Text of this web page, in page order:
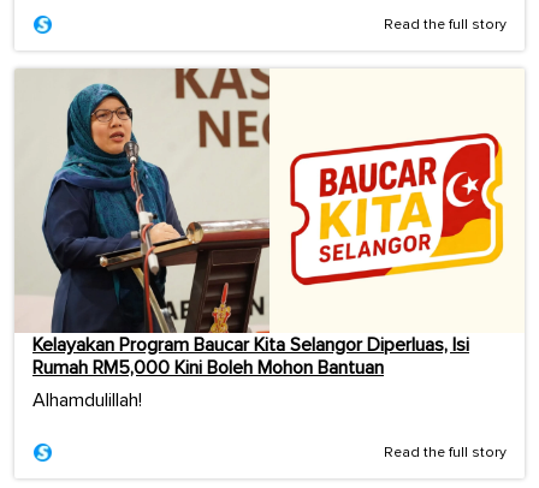
Read the full story
Kelayakan Program Baucar Kita Selangor Diperluas, Isi
Rumah RM5,000 Kini Boleh Mohon Bantuan
Alhamdulillah!
Read the full story